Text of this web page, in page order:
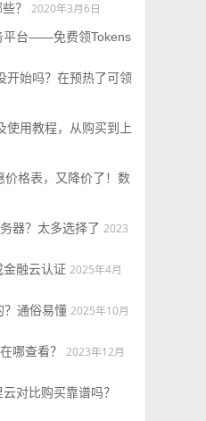
？
2020年3月6日
平台——免费领Tokens
开始吗？在预热了可领
使用教程，从购买到上
格表，又降价了！数
器？太多选择了 2023
融云认证 2025年4月
？通俗易懂 2025年10月
哪查看？
2023年12月
对比购买靠谱吗？